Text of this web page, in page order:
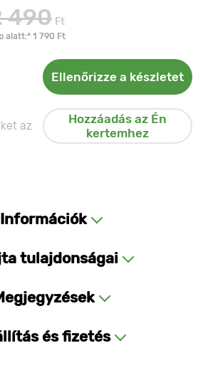
490 Ft
alatt:* 1 790 Ft
Ellenőrizze a készletet
az
Hozzáadás az Én
kertemhez
Információk
tulajdonságai
és fizetés